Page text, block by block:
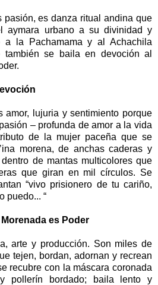
pasión, es danza ritual andina que
aymara urbano a su divinidad y
a la Pachamama y al Achachila
también se baila en devoción al
amor, lujuria y sentimiento porque
– profunda de amor a la vida
de la mujer paceña que se
morena, de anchas caderas y
de mantas multicolores que
que giran en mil círculos. Se
“vivo prisionero de tu cariño,
puedo... “
es Poder
arte y producción. Son miles de
tejen, bordan, adornan y recrean
recubre con la máscara coronada
pollerín bordado; baila lento y